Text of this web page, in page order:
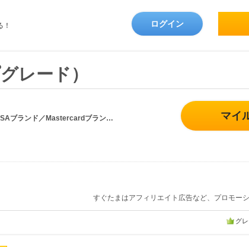
ログイン
レード）
アップグレードによるカード発行(VISAブランド／Mastercardブランド対象）
マイ
すぐたまはアフィリエイト広告など、プロモー
グ